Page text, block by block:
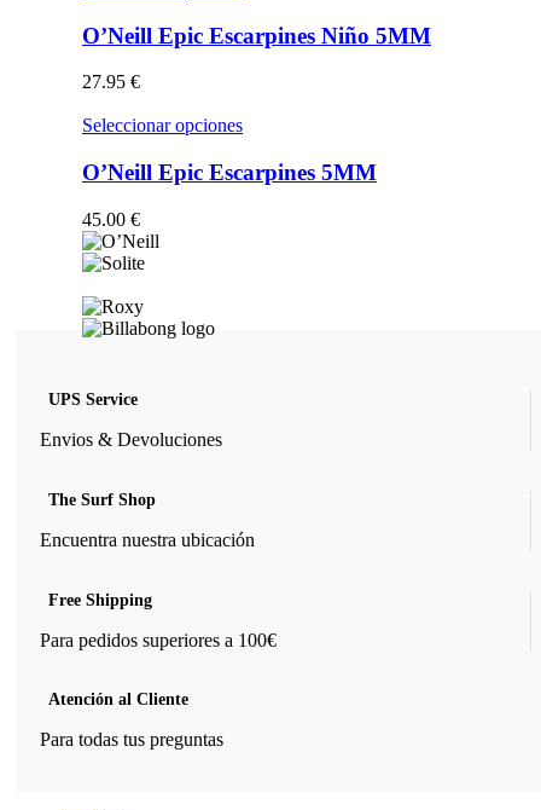
tiene
múltiples
opciones
se
pueden
elegir
O’Neill Epic Escarpines Niño 5MM
27.95 €
Seleccionar opcionesEste
tiene
múltiples
O’Neill Epic Escarpines 5MM
45.00 €
UPS Service
Envios & Devoluciones
The Surf Shop
Encuentra nuestra ubicación
Free Shipping
Para pedidos superiores a 100€
Atención al Cliente
Para todas tus preguntas